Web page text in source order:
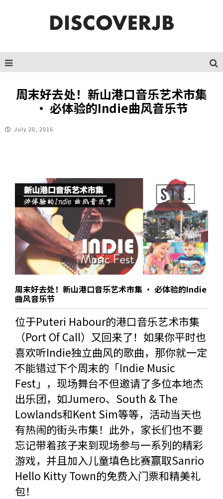
周末好去处！新山港口音乐艺术市集
· 必体验的Indie曲风音乐节
July 20, 2016
周末好去处！新山港口音乐艺术市集 · 必体验的Indie
曲风音乐节
位于Puteri Habour的港口音乐艺术市集
（Port Of Call）又回来了！如果你平时也
喜欢听Indie独立曲风的歌曲，那你就一定
不能错过下个周末的「Indie Music
Fest」，现场舞台不但邀请了多位本地杰
出乐团，如Jumero、South & The
Lowlands和Kent Sim等等，活动当天也
有热闹的街头市集！此外，家长们也不要
忘记带着孩子来到现场参与一系列的精彩
游戏，并且加入儿童填色比赛赢取Sanrio
Hello Kitty Town的免费入门票和精美礼
包！